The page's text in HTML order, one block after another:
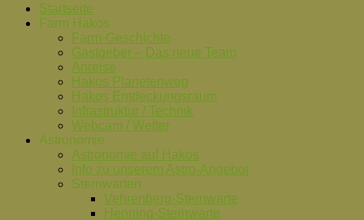
Startseite
Farm Hakos
Farm-Geschichte
Gastgeber – Das neue Team
Anreise
Hakos Planetenweg
Hakos Entdeckungsraum
Infrastruktur / Technik
Webcam / Wetter
Astronomie
Astronomie auf Hakos
Info zu unserem Astro-Angebot
Sternwarten
Vehrenberg-Sternwarte
Henning-Sternwarte